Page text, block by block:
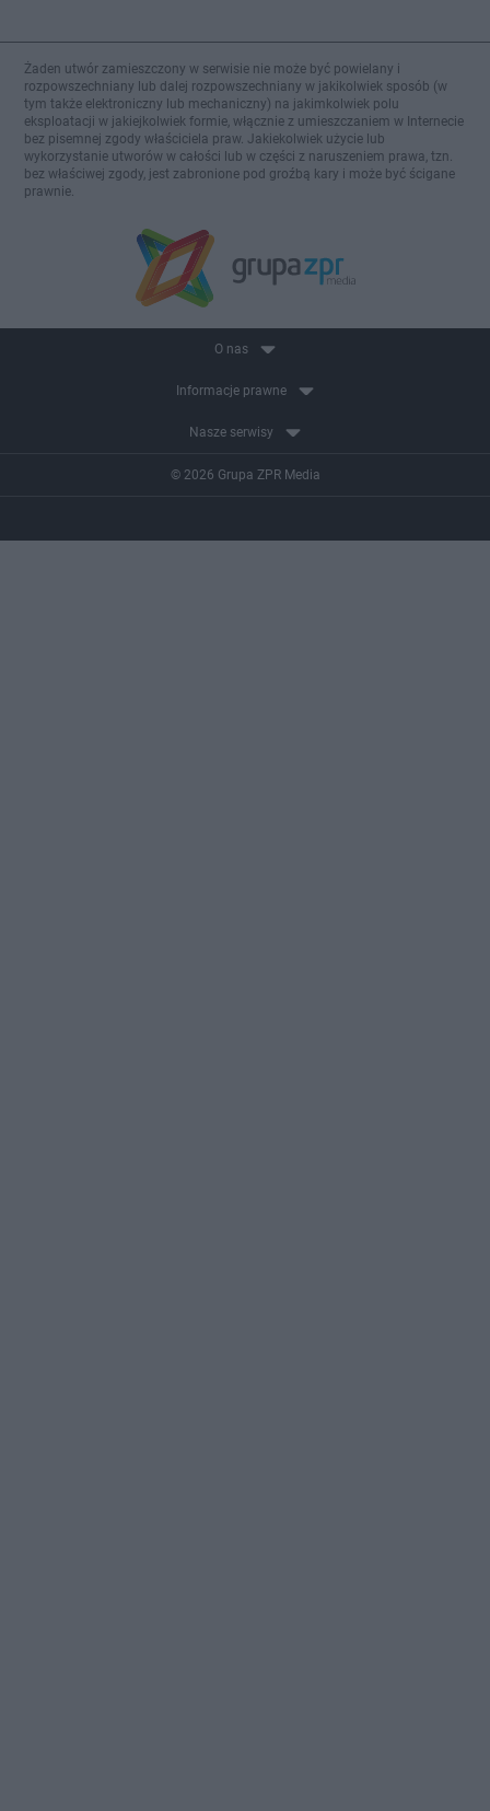
Żaden utwór zamieszczony w serwisie nie może być powielany i
rozpowszechniany lub dalej rozpowszechniany w jakikolwiek sposób (w
tym także elektroniczny lub mechaniczny) na jakimkolwiek polu
eksploatacji w jakiejkolwiek formie, włącznie z umieszczaniem w Internecie
bez pisemnej zgody właściciela praw. Jakiekolwiek użycie lub
wykorzystanie utworów w całości lub w części z naruszeniem prawa, tzn.
bez właściwej zgody, jest zabronione pod groźbą kary i może być ścigane
prawnie.
O nas
Informacje prawne
Nasze serwisy
© 2026 Grupa ZPR Media